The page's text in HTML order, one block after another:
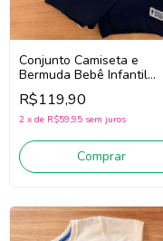
Conjunto Camiseta e
Bermuda Bebê Infantil
Menino Onda Marinha
1263027 (Off
White/Marinho)
R$119,90
2 x de R$59,95 sem juros
Comprar